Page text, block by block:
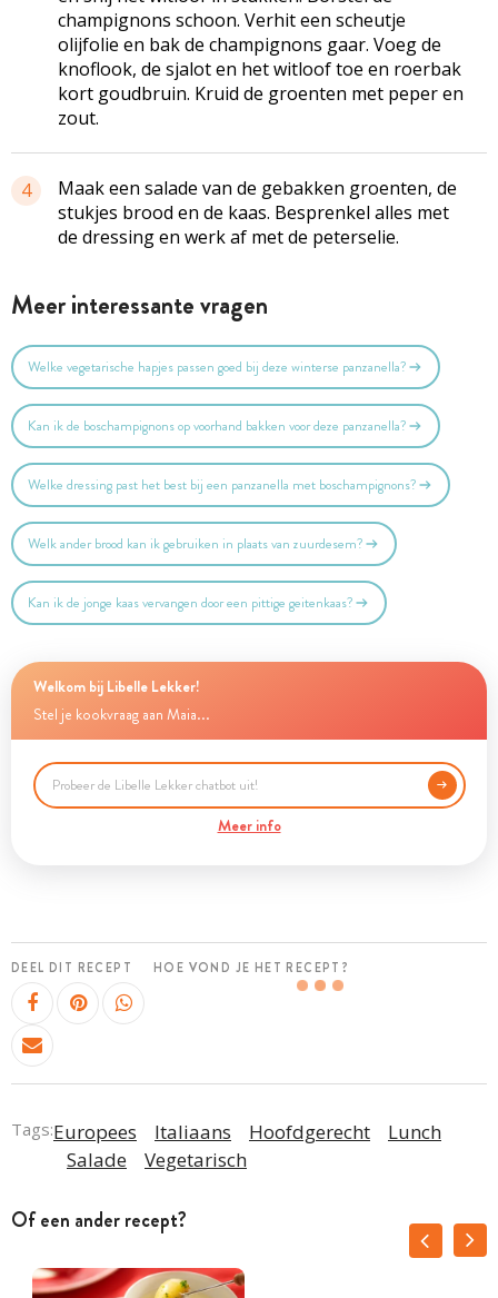
champignons schoon. Verhit een scheutje
olijfolie en bak de champignons gaar. Voeg de
knoflook, de sjalot en het witloof toe en roerbak
kort goudbruin. Kruid de groenten met peper en
zout.
4
Maak een salade van de gebakken groenten, de
stukjes brood en de kaas. Besprenkel alles met
de dressing en werk af met de peterselie.
Meer interessante vragen
Welke vegetarische hapjes passen goed bij deze winterse panzanella?
Kan ik de boschampignons op voorhand bakken voor deze panzanella?
Welke dressing past het best bij een panzanella met boschampignons?
Welk ander brood kan ik gebruiken in plaats van zuurdesem?
Kan ik de jonge kaas vervangen door een pittige geitenkaas?
Welkom bij Libelle Lekker!
Stel je kookvraag aan Maia...
Meer info
DEEL DIT RECEPT HOE VOND JE HET RECEPT?
Tags:Europees Italiaans Hoofdgerecht
Lunch
Salade
Vegetarisch
Of een ander recept?